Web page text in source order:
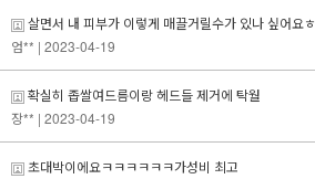
살면서 내 피부가 이렇게 매끌거릴수가 있나 싶어요ㅎ
엄** | 2023-04-19
확실히 좁쌀여드름이랑 헤드들 제거에 탁월
장** | 2023-04-19
초대박이에요ㅋㅋㅋㅋㅋㅋ가성비 최고